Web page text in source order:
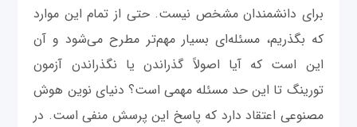
برای دانشمندان مشخص نیست. حتی از تمام این موارد
که بگذریم، مسئله‌‌ای بسیار مهم‌تر مطرح می‌شود و آن
این است که آیا اصولاً گذراندن یا نگذراندن آزمون
تورینگ تا این حد مسئله مهمی است؟ دنیای نوین هوش
مصنوعی اعتقاد دارد که پاسخ این پرسش منفی است. در